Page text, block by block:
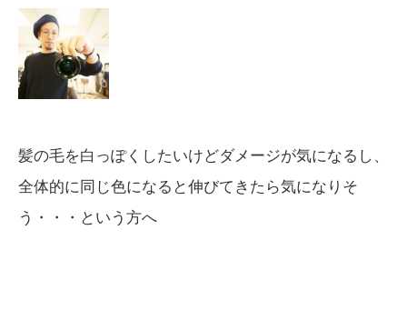
髪の毛を白っぽくしたいけどダメージが気になるし、
全体的に同じ色になると伸びてきたら気になりそ
う・・・という方へ